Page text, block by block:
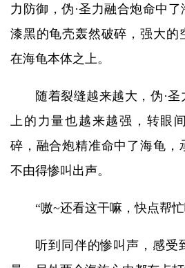
力防御，伪·圣力融合炮命中
漆黑的龟壳轰然破碎，强大的
在海龟本体之上。
随着裂缝越来越大，伪·
上的力量也越来越强，转眼
碎，融合炮精准命中了海龟，
不由得惨叫出声。
“嗷~还看这干嘛，快点帮
听到同伴的惨叫声，感受